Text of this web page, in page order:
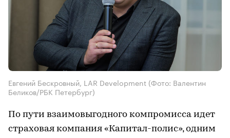
Евгений Бескровный, LAR Development (Фото: Валентин
Беликов/РБК Петербург)
По пути взаимовыгодного компромисса идет
страховая компания «Капитал-полис», одним